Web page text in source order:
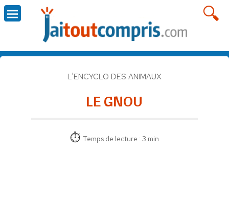
L'ENCYCLO DES ANIMAUX
LE GNOU
Temps de lecture : 3 min